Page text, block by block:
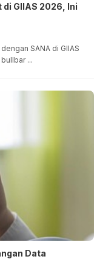
GIIAS 2026, Ini
SANA di GIIAS
...
Data